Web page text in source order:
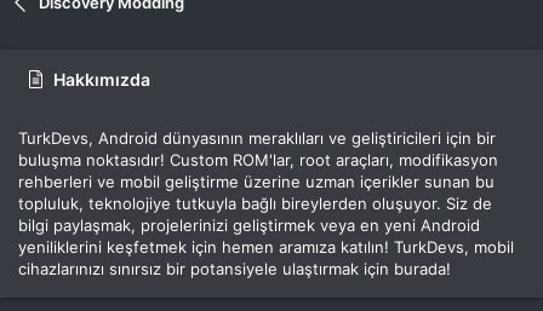
Hakkımızda
TurkDevs, Android dünyasının meraklıları ve geliştiricileri için bir
buluşma noktasıdır! Custom ROM'lar, root araçları, modifikasyon
rehberleri ve mobil geliştirme üzerine uzman içerikler sunan bu
topluluk, teknolojiye tutkuyla bağlı bireylerden oluşuyor. Siz de
bilgi paylaşmak, projelerinizi geliştirmek veya en yeni Android
yeniliklerini keşfetmek için hemen aramıza katılın! TurkDevs, mobil
cihazlarınızı sınırsız bir potansiyele ulaştırmak için burada!